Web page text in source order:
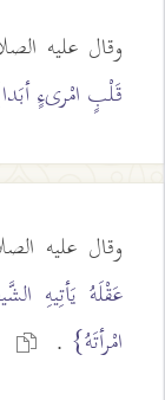
وقال عليه
قَلْبٍ امْرىءٍ
وقال عليه
عَقْلَهُ يَأتِيهِ
امْرأتَهُ} .